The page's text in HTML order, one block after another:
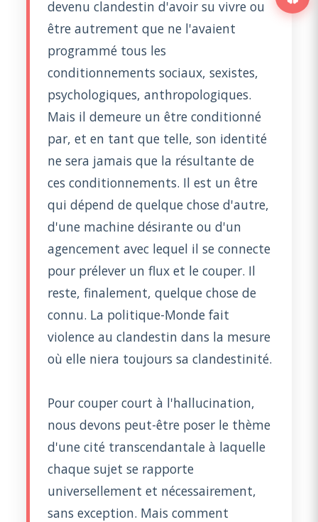
devenu clandestin d'avoir su vivre ou
être autrement que ne l'avaient
programmé tous les
conditionnements sociaux, sexistes,
psychologiques, anthropologiques.
Mais il demeure un être conditionné
par, et en tant que telle, son identité
ne sera jamais que la résultante de
ces conditionnements. Il est un être
qui dépend de quelque chose d'autre,
d'une machine désirante ou d'un
agencement avec lequel il se connecte
pour prélever un flux et le couper. Il
reste, finalement, quelque chose de
connu. La politique-Monde fait
violence au clandestin dans la mesure
où elle niera toujours sa clandestinité.
Pour couper court à l'hallucination,
nous devons peut-être poser le thème
d'une cité transcendantale à laquelle
chaque sujet se rapporte
universellement et nécessairement,
sans exception. Mais comment